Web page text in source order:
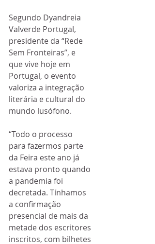
Segundo Dyandreia
Valverde Portugal,
presidente da “Rede
Sem Fronteiras”, e
que vive hoje em
Portugal, o evento
valoriza a integração
literária e cultural do
mundo lusófono.
“Todo o processo
para fazermos parte
da Feira este ano já
estava pronto quando
a pandemia foi
decretada. Tínhamos
a confirmação
presencial de mais da
metade dos escritores
inscritos, com bilhetes